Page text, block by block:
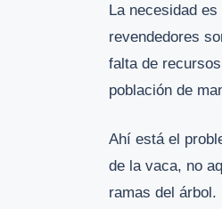
La necesidad
revendedores
falta de
población de
Ahí está el
de la vaca, no
ramas del